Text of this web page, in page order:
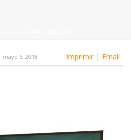
Imprimir Email
mayo 6, 2018